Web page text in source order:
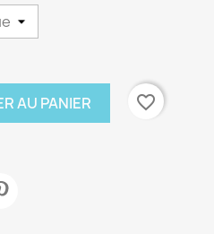
AU PANIER
favorite_border